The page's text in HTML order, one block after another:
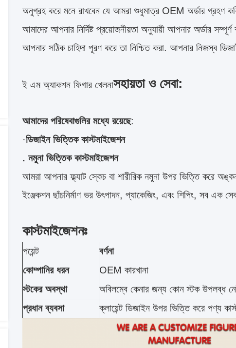
অনুগ্রহ করে মনে রাখবেন যে আমরা শুধুমাত্র OEM অর্ডার গ্রহণ
আমাদের আপনার নির্দিষ্ট প্রয়োজনীয়তা অনুযায়ী আপনার অর্ডার
আপনার সঠিক চাহিদা পূরণ করে তা নিশ্চিত করা. আপনার নিজস্ব
ই এম অ্যাকশন ফিগার খেলনাসহায়তা ও সেবা:
আমাদের পরিষেবাগুলির মধ্যে রয়েছে:
·ডিজাইন ভিত্তিক কাস্টমাইজেশন
. নমুনা ভিত্তিক কাস্টমাইজেশন
আমরা আপনার ফ্ল্যাট স্কেচ বা শারীরিক নমুনা উপর ভিত্তি করে
ইঞ্জেকশন ছাঁচনির্মাণ ভর উৎপাদন, প্যাকেজিং, এবং শিপিং, সব এক
কাস্টমাইজেশনঃ
পয়েন্ট
বর্ণনা
কোম্পানির ধরন
OEM কারখানা
স্টকের অবস্থা
অবিলম্বে কেনার জন্য কোন স্টক উপলব্ধ
প্রধান ব্যবসা
ক্লায়েন্ট ডিজাইন উপর ভিত্তি করে পণ্য